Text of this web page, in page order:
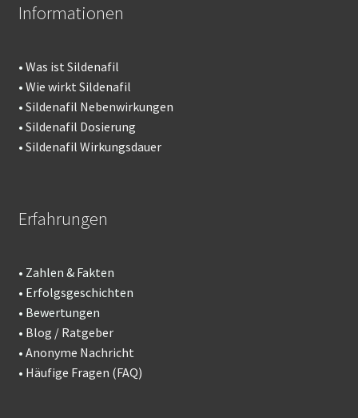
Informationen
• Was ist Sildenafil
• Wie wirkt Sildenafil
• Sildenafil Nebenwirkungen
• Sildenafil Dosierung
• Sildenafil Wirkungsdauer
Erfahrungen
• Zahlen & Fakten
• Erfolgsgeschichten
• Bewertungen
• Blog / Ratgeber
• Anonyme Nachricht
• Häufige Fragen (FAQ)